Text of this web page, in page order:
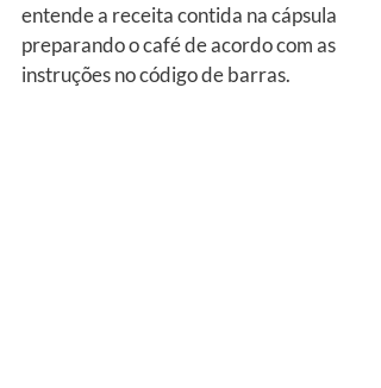
entende a receita contida na cápsula
preparando o café de acordo com as
instruções no código de barras.